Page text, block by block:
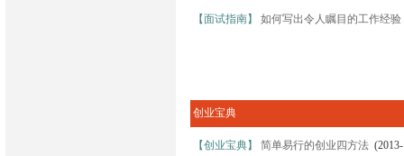
【面试指南】 如何写出令人瞩目的工作经验
创业宝典
【创业宝典】 简单易行的创业四方法(2013-